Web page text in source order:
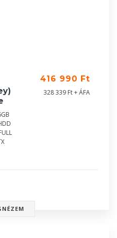
416 990 Ft
328 339 Ft + ÁFA